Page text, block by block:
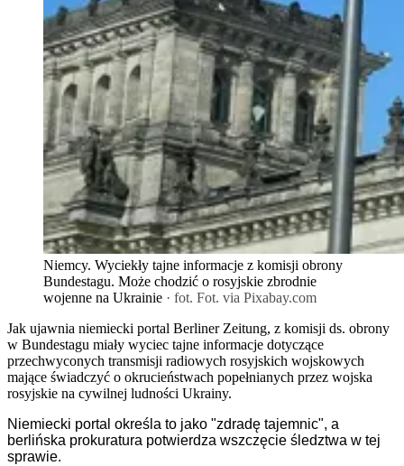
Niemcy. Wyciekły tajne informacje z komisji obrony
Bundestagu. Może chodzić o rosyjskie zbrodnie
wojenne na Ukrainie · fot. Fot. via Pixabay.com
Jak ujawnia niemiecki portal Berliner Zeitung, z komisji ds. obrony
w Bundestagu miały wyciec tajne informacje dotyczące
przechwyconych transmisji radiowych rosyjskich wojskowych
mające świadczyć o okrucieństwach popełnianych przez wojska
rosyjskie na cywilnej ludności Ukrainy.
Niemiecki portal określa to jako "zdradę tajemnic", a
berlińska prokuratura potwierdza wszczęcie śledztwa w tej
sprawie.